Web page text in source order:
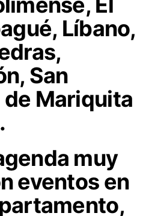
Líbano,
San
Mariquita
muy
eventos en